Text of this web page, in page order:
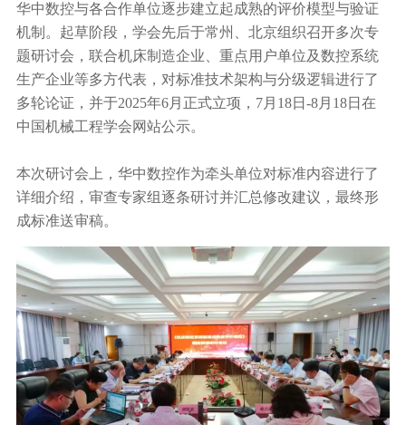
华中数控与各合作单位逐步建立起成熟的评价模型与验证
机制。起草阶段，学会先后于常州、北京组织召开多次专
题研讨会，联合机床制造企业、重点用户单位及数控系统
生产企业等多方代表，对标准技术架构与分级逻辑进行了
多轮论证，并于2025年6月正式立项，7月18日-8月18日在
中国机械工程学会网站公示。
本次研讨会上，华中数控作为牵头单位对标准内容进行了
详细介绍，审查专家组逐条研讨并汇总修改建议，最终形
成标准送审稿。